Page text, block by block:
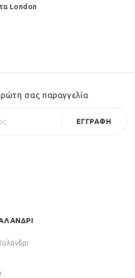
London
σας παραγγελία